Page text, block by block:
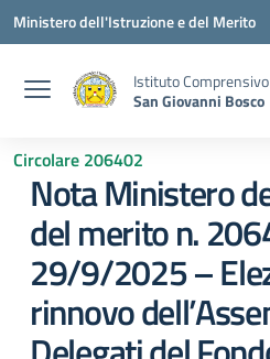
Vai ai contenuti
Vai al menu di navigazione
Vai al footer
Ministero dell'Istruzione e del Merito
Istituto Comprensivo
San Giovanni Bosco
Circolare 206402
Nota Ministero
del merito n.
29/9/2025 –
rinnovo